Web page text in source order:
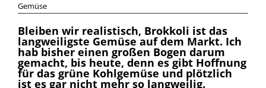
Gemüse
Bleiben wir realistisch, Brokkoli ist das
langweiligste Gemüse auf dem Markt. Ich
hab bisher einen großen Bogen darum
gemacht, bis heute, denn es gibt Hoffnung
für das grüne Kohlgemüse und plötzlich
ist es gar nicht mehr so langweilig.